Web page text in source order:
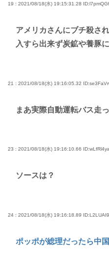
19 : 2021/08/18(水) 19:15:31.28
アメリカさんにブチ殺さ
入すら出来ず炭鉱や養豚
21 : 2021/08/18(水) 19:16:05.32
まあ実際自動運転バス走
23 : 2021/08/18(水) 19:16:10.66
ソースは？
24 : 2021/08/18(水) 19:16:18.89
ポッポが総理だったら中